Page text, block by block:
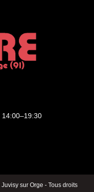
14:00–19:30
sur Orge - Tous droits